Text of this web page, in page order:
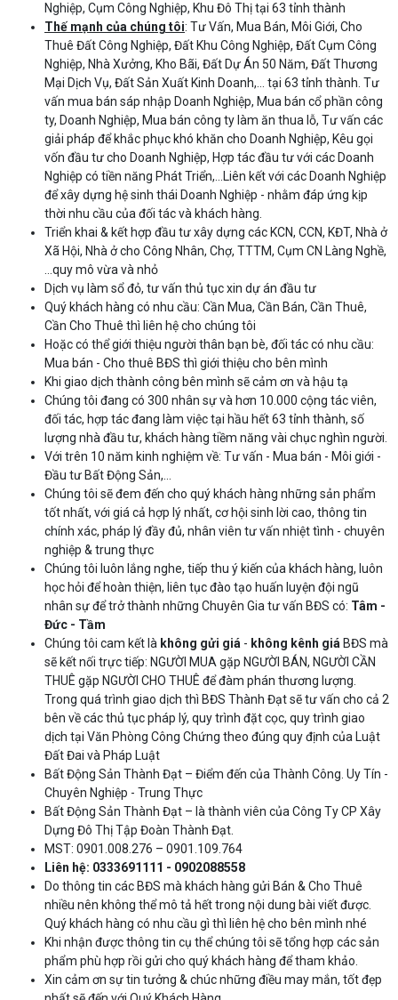
Nghiệp, Cụm Công Nghiệp, Khu Đô Thị tại 63 tỉnh thành
Thế mạnh của chúng tôi: Tư Vấn, Mua Bán, Môi Giới, Cho
Thuê Đất Công Nghiệp, Đất Khu Công Nghiệp, Đất Cụm Công
Nghiệp, Nhà Xưởng, Kho Bãi, Đất Dự Án 50 Năm, Đất Thương
Mại Dịch Vụ, Đất Sản Xuất Kinh Doanh,… tại 63 tỉnh thành. Tư
vấn mua bán sáp nhập Doanh Nghiệp, Mua bán cổ phần công
ty, Doanh Nghiệp, Mua bán công ty làm ăn thua lỗ, Tư vấn các
giải pháp để khắc phục khó khăn cho Doanh Nghiệp, Kêu gọi
vốn đầu tư cho Doanh Nghiệp, Hợp tác đầu tư với các Doanh
Nghiệp có tiền năng Phát Triển,…Liên kết với các Doanh Nghiệp
để xây dựng hệ sinh thái Doanh Nghiệp - nhằm đáp ứng kịp
thời nhu cầu của đối tác và khách hàng.
Triển khai & kết hợp đầu tư xây dựng các KCN, CCN, KĐT, Nhà ở
Xã Hội, Nhà ở cho Công Nhân, Chợ, TTTM, Cụm CN Làng Nghề,
…quy mô vừa và nhỏ
Dịch vụ làm sổ đỏ, tư vấn thủ tục xin dự án đầu tư
Quý khách hàng có nhu cầu: Cần Mua, Cần Bán, Cần Thuê,
Cần Cho Thuê thì liên hệ cho chúng tôi
Hoặc có thể giới thiệu người thân bạn bè, đối tác có nhu cầu:
Mua bán - Cho thuê BĐS thì giới thiệu cho bên mình
Khi giao dịch thành công bên mình sẽ cảm ơn và hậu tạ
Chúng tôi đang có 300 nhân sự và hơn 10.000 cộng tác viên,
đối tác, hợp tác đang làm việc tại hầu hết 63 tỉnh thành, số
lượng nhà đầu tư, khách hàng tiềm năng vài chục nghìn người.
Với trên 10 năm kinh nghiệm về: Tư vấn - Mua bán - Môi giới -
Đầu tư Bất Động Sản,…
Chúng tôi sẽ đem đến cho quý khách hàng những sản phẩm
tốt nhất, với giá cả hợp lý nhất, cơ hội sinh lời cao, thông tin
chính xác, pháp lý đầy đủ, nhân viên tư vấn nhiệt tình - chuyên
nghiệp & trung thực
Chúng tôi luôn lắng nghe, tiếp thu ý kiến của khách hàng, luôn
học hỏi để hoàn thiện, liên tục đào tạo huấn luyện đội ngũ
nhân sự để trở thành những Chuyên Gia tư vấn BĐS có: Tâm -
Đức - Tầm
Chúng tôi cam kết là không gửi giá - không kênh giá BĐS mà
sẽ kết nối trực tiếp: NGƯỜI MUA gặp NGƯỜI BÁN, NGƯỜI CẦN
THUÊ gặp NGƯỜI CHO THUÊ để đàm phán thương lượng.
Trong quá trình giao dịch thì BĐS Thành Đạt sẽ tư vấn cho cả 2
bên về các thủ tục pháp lý, quy trình đặt cọc, quy trình giao
dịch tại Văn Phòng Công Chứng theo đúng quy định của Luật
Đất Đai và Pháp Luật
Bất Động Sản Thành Đạt – Điểm đến của Thành Công. Uy Tín -
Chuyên Nghiệp - Trung Thực
Bất Động Sản Thành Đạt – là thành viên của Công Ty CP Xây
Dựng Đô Thị Tập Đoàn Thành Đạt.
MST: 0901.008.276 – 0901.109.764
Liên hệ: 0333691111 - 0902088558
Do thông tin các BĐS mà khách hàng gửi Bán & Cho Thuê
nhiều nên không thể mô tả hết trong nội dung bài viết được.
Quý khách hàng có nhu cầu gì thì liên hệ cho bên mình nhé
Khi nhận được thông tin cụ thể chúng tôi sẽ tổng hợp các sản
phẩm phù hợp rồi gửi cho quý khách hàng để tham khảo.
Xin cảm ơn sự tin tưởng & chúc những điều may mắn, tốt đẹp